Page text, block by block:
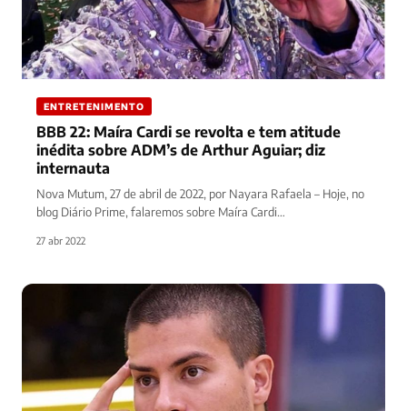
ENTRETENIMENTO
BBB 22: Maíra Cardi se revolta e tem atitude
inédita sobre ADM’s de Arthur Aguiar; diz
internauta
Nova Mutum, 27 de abril de 2022, por Nayara Rafaela – Hoje, no
blog Diário Prime, falaremos sobre Maíra Cardi…
27 abr 2022